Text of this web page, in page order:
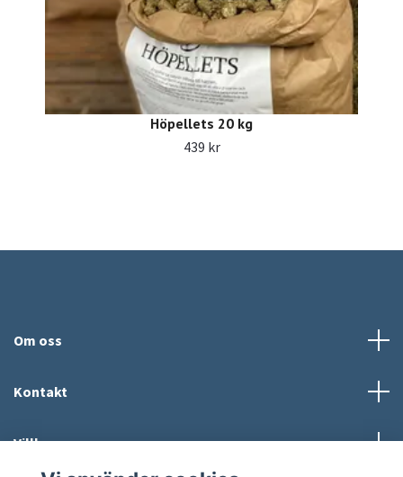
Höpellets 20 kg
439 kr
Om oss
Kontakt
Villkor